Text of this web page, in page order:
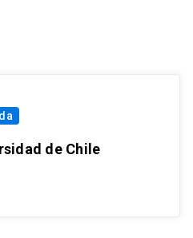
de Chile